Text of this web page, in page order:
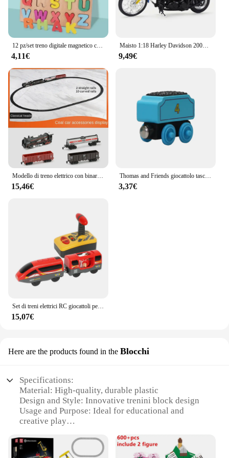
12 pz/set treno digitale magnetico cognizione colorata giocattolo in legno apprendimento auto Montessori assemblaggio per bambini giocattoli educativi
4,11€
Maisto 1:18 Harley Davidson 2002 FXSTB Night Train Die Cast veicoli hobby da collezione giocattoli modello moto
9,49€
Modello di treno elettrico con binario giocattoli ferroviari simulazione classica a batteria giocattoli ferroviari ad alta velocità per bambini
15,46€
Thomas and Friends giocattolo tascabile in legno modello di treno Molley Gold Diesel Lady Toby Railway Road Track giocattolo educativo regalo per ragazzi
3,37€
Set di treni elettrici RC giocattoli per bambini giocattolo con slot pressofuso per auto adatto per set di treni natalizi con batteria ferroviaria standard in legno
15,07€
Here are the products found in the Blocchi
Specifications:
Material: High-quality, durable plastic
Design and Style: Innovative trenini block design
Usage and Purpose: Ideal for educational and
creative play
wear
Shape or Size or Weight or Quantity: Comes in a set